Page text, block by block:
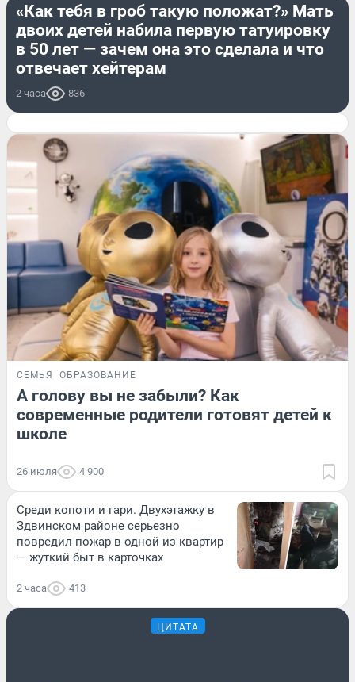
«Как тебя в гроб такую положат?» Мать
двоих детей набила первую татуировку
в 50 лет — зачем она это сделала и что
отвечает хейтерам
2 часа 836
СЕМЬЯ ОБРАЗОВАНИЕ
А голову вы не забыли? Как
современные родители готовят детей к
школе
26 июля 4 900
Среди копоти и гари. Двухэтажку в
Здвинском районе серьезно
повредил пожар в одной из квартир
— жуткий быт в карточках
2 часа 413
ЦИТАТА